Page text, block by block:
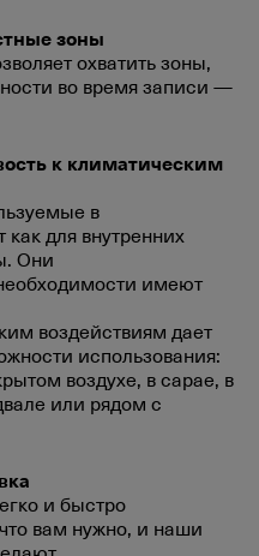
зоны
охватить зоны,
во время записи —
к климатическим
в
для внутренних
Они
имеют
воздействиям дает
использования:
воздухе, в сарае, в
или рядом с
и быстро
вам нужно, и наши